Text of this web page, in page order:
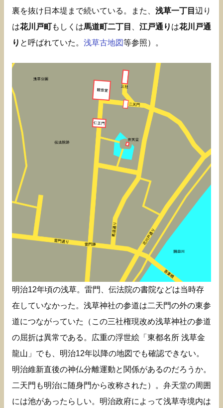
裏を抜け日本堤まで続いている。また、 浅草一丁目 辺り
は花川戸町もしくは馬道町二丁目 江戸通り は花川戸通
り と呼ばれていた。 浅草古地図等参照）。
明治12年頃の浅草。雷門、伝法院の書院などは当時存
在していなかった。浅草神社の参道は二天門の外の東参
道につながっていた（この三社権現改め浅草神社の参道
の屈折は異常である。広重の浮世絵「東都名所 浅草金
龍山」でも、明治12年以降の地図でも確認できない。
明治維新直後の神仏分離運動と関係があるのだろうか。
二天門も明治に随身門から改称された）。弁天堂の周囲
には池があったらしい。明治政府によって浅草寺境内は